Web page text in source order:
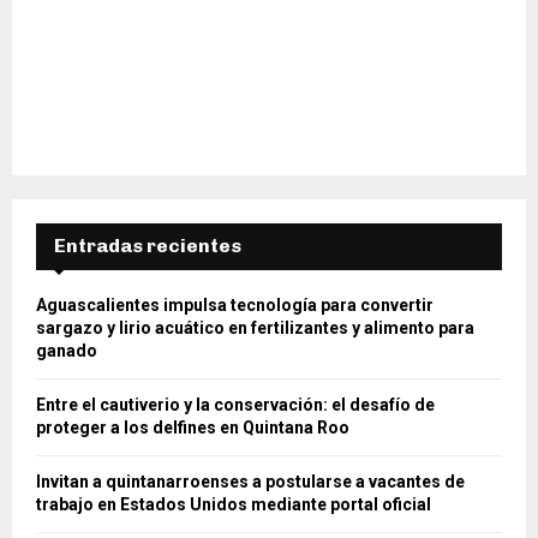
Entradas recientes
Aguascalientes impulsa tecnología para convertir
sargazo y lirio acuático en fertilizantes y alimento para
ganado
Entre el cautiverio y la conservación: el desafío de
proteger a los delfines en Quintana Roo
Invitan a quintanarroenses a postularse a vacantes de
trabajo en Estados Unidos mediante portal oficial